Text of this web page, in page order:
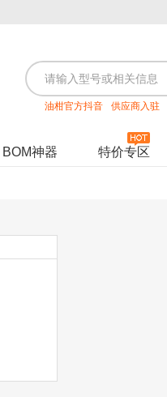
油柑官方抖音 供应商入驻
BOM神器 特价专区